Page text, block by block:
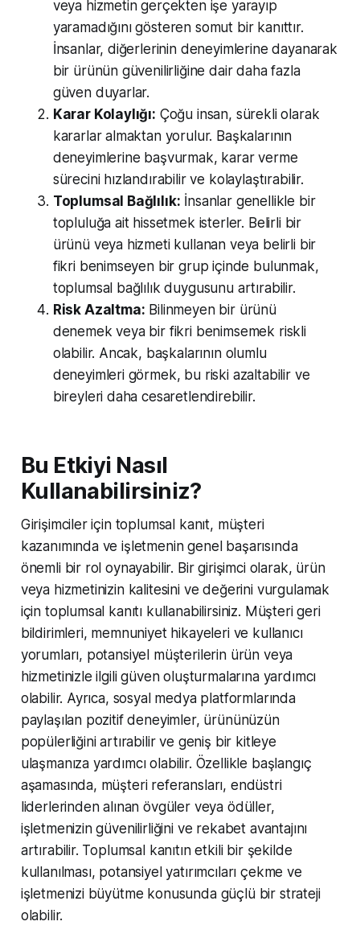
veya hizmetin gerçekten işe yarayıp
yaramadığını gösteren somut bir kanıttır.
İnsanlar, diğerlerinin deneyimlerine dayanarak
bir ürünün güvenilirliğine dair daha fazla
güven duyarlar.
Karar Kolaylığı: Çoğu insan, sürekli olarak
kararlar almaktan yorulur. Başkalarının
deneyimlerine başvurmak, karar verme
sürecini hızlandırabilir ve kolaylaştırabilir.
Toplumsal Bağlılık: İnsanlar genellikle bir
topluluğa ait hissetmek isterler. Belirli bir
ürünü veya hizmeti kullanan veya belirli bir
fikri benimseyen bir grup içinde bulunmak,
toplumsal bağlılık duygusunu artırabilir.
Risk Azaltma: Bilinmeyen bir ürünü
denemek veya bir fikri benimsemek riskli
olabilir. Ancak, başkalarının olumlu
deneyimleri görmek, bu riski azaltabilir ve
bireyleri daha cesaretlendirebilir.
Bu Etkiyi Nasıl
Kullanabilirsiniz?
Girişimciler için toplumsal kanıt, müşteri
kazanımında ve işletmenin genel başarısında
önemli bir rol oynayabilir. Bir girişimci olarak, ürün
veya hizmetinizin kalitesini ve değerini vurgulamak
için toplumsal kanıtı kullanabilirsiniz. Müşteri geri
bildirimleri, memnuniyet hikayeleri ve kullanıcı
yorumları, potansiyel müşterilerin ürün veya
hizmetinizle ilgili güven oluşturmalarına yardımcı
olabilir. Ayrıca, sosyal medya platformlarında
paylaşılan pozitif deneyimler, ürününüzün
popülerliğini artırabilir ve geniş bir kitleye
ulaşmanıza yardımcı olabilir. Özellikle başlangıç ​​
aşamasında, müşteri referansları, endüstri
liderlerinden alınan övgüler veya ödüller,
işletmenizin güvenilirliğini ve rekabet avantajını
artırabilir. Toplumsal kanıtın etkili bir şekilde
kullanılması, potansiyel yatırımcıları çekme ve
işletmenizi büyütme konusunda güçlü bir strateji
olabilir.